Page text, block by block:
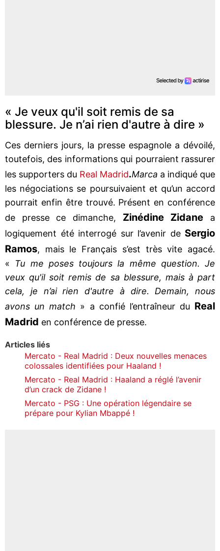
« Je veux qu'il soit remis de sa
blessure. Je n’ai rien d'autre à dire »
Ces derniers jours, la presse espagnole a dévoilé,
toutefois, des informations qui pourraient rassurer
les supporters du Real Madrid.Marca a indiqué que
les négociations se poursuivaient et qu’un accord
pourrait enfin être trouvé. Présent en conférence
de presse ce dimanche, Zinédine Zidane a
logiquement été interrogé sur l’avenir de Sergio
Ramos, mais le Français s’est très vite agacé.
« Tu me poses toujours la même question. Je
veux qu'il soit remis de sa blessure, mais à part
cela, je n’ai rien d'autre à dire. Demain, nous
avons un match » a confié l’entraîneur du Real
Madrid en conférence de presse.
Articles liés
Mercato - Real Madrid : Deux nouvelles menaces
colossales identifiées pour Haaland !
Mercato - Real Madrid : Haaland a réglé l’avenir
d’un crack de Zidane !
Mercato - PSG : Une opération légendaire se
prépare pour Kylian Mbappé !